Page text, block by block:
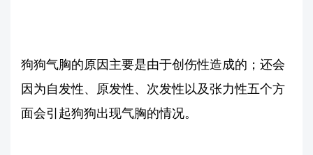
狗狗气胸的原因主要是由于创伤性造成的；还会
因为自发性、原发性、次发性以及张力性五个方
面会引起狗狗出现气胸的情况。